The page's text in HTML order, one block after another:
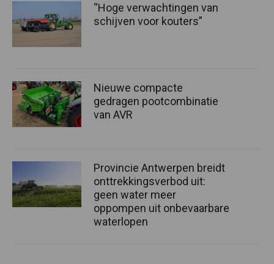
“Hoge verwachtingen van
schijven voor kouters”
Nieuwe compacte
gedragen pootcombinatie
van AVR
Provincie Antwerpen breidt
onttrekkingsverbod uit:
geen water meer
oppompen uit onbevaarbare
waterlopen